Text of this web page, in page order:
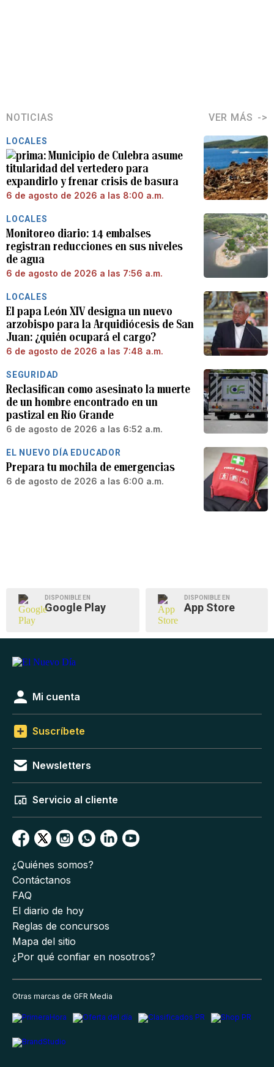
NOTICIAS VER MÁS
LOCALES
Municipio de Culebra asume
titularidad del vertedero para
expandirlo y frenar crisis de basura
6 de agosto de 2026 a las 8:00 a.m.
LOCALES
Monitoreo diario: 14 embalses
registran reducciones en sus niveles
de agua
6 de agosto de 2026 a las 7:56 a.m.
LOCALES
El papa León XIV designa un nuevo
arzobispo para la Arquidiócesis de San
Juan: ¿quién ocupará el cargo?
6 de agosto de 2026 a las 7:48 a.m.
SEGURIDAD
Reclasifican como asesinato la muerte
de un hombre encontrado en un
pastizal en Río Grande
6 de agosto de 2026 a las 6:52 a.m.
EL NUEVO DÍA EDUCADOR
Prepara tu mochila de emergencias
6 de agosto de 2026 a las 6:00 a.m.
DISPONIBLE EN
Google Play
DISPONIBLE EN
App Store
Mi cuenta
Suscríbete
Newsletters
Servicio al cliente
¿Quiénes somos?
Contáctanos
FAQ
El diario de hoy
Reglas de concursos
Mapa del sitio
¿Por qué confiar en nosotros?
Otras marcas de GFR Media